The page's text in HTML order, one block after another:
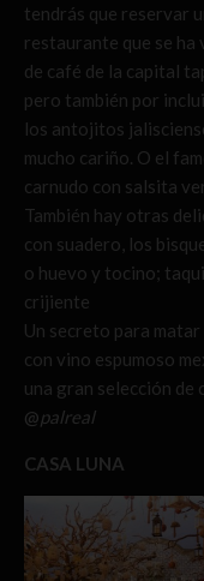
tendrás que reservar
restaurante que se
de café de la capital
pero también por
los antojitos
mucho cariño. O el
carnudo con salsita
También hay otras
con suadero, los
o huevo y tocino;
crijiente
Un secreto para
con vino espumoso
una gran selección de
@palreal
CASA LUNA